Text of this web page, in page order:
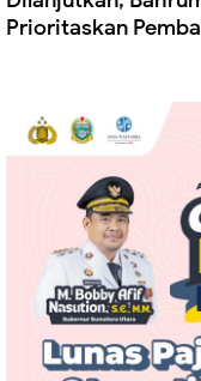
Prioritaskan